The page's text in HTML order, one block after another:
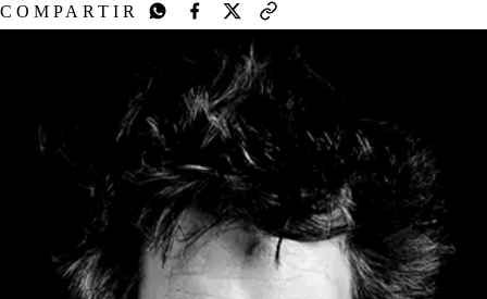
COMPARTIR